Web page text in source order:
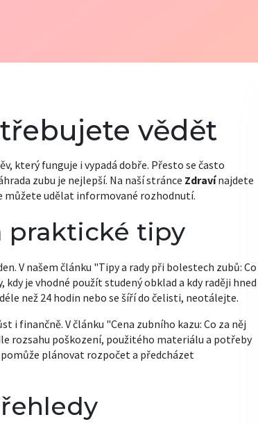
vědět
který funguje i vypadá dobře. Přesto se často
zubu je nejlepší. Na naší stránce Zdravínajdete
můžete udělat informované rozhodnutí.
praktické tipy
V našem článku "Tipy a rady při bolestech zubů: Co
je vhodné použít studený obklad a kdy raději hned
než 24 hodin nebo se šíří do čelisti, neotálejte.
i finančně. V článku "Cena zubního kazu: Co za něj
rozsahu poškození, použitého materiálu a potřeby
plánovat rozpočet a předcházet